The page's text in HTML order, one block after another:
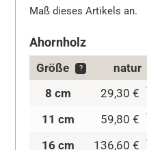
Maß dieses Artikels an.
Ahornholz
Größe ? natur
8 cm
29,30 €
11 cm
59,80 €
16 cm
136,60 €